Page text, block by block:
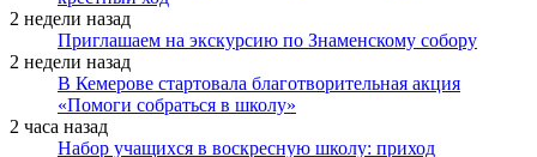
2 недели назад
Приглашаем на экскурсию по Знаменскому собору
2 недели назад
В Кемерове стартовала благотворительная акция
«Помоги собраться в школу»
2 часа назад
Набор учащихся в воскресную школу: приход